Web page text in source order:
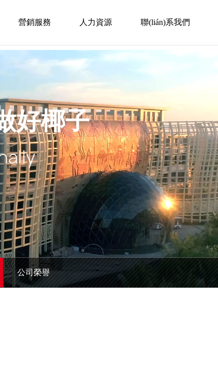
營銷服務 人力資源 聯(lián)系我們
好椰子
公司榮譽